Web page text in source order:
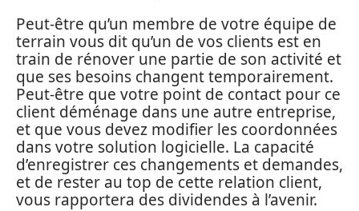
Peut-être qu’un membre de votre équipe de
terrain vous dit qu’un de vos clients est en
train de rénover une partie de son activité et
que ses besoins changent temporairement.
Peut-être que votre point de contact pour ce
client déménage dans une autre entreprise,
et que vous devez modifier les coordonnées
dans votre solution logicielle. La capacité
d’enregistrer ces changements et demandes,
et de rester au top de cette relation client,
vous rapportera des dividendes à l’avenir.